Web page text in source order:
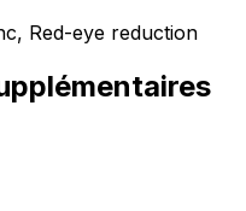
Red-eye reduction